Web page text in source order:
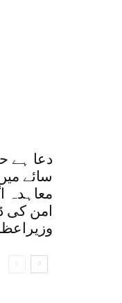
دعا ہے
سائے
معاہدہ
امن کی